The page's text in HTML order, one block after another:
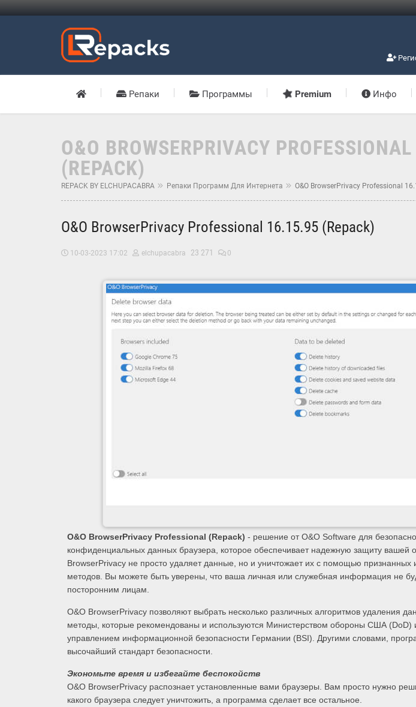
Репаки Программы Premium Инфо
O&O BROWSERPRIVACY
(REPACK)
REPACK BY ELCHUPACABRA Репаки Программ Для Интернета O&O BrowserPrivacy Professional
O&O BrowserPrivacy Professional 16.15.95 (Repack)
10-03-2023 17:02 elchupacabra 23 271 0
O&O BrowserPrivacy Professional (Repack) - решение от O&O Software для
конфиденциальных данных браузера, которое обеспечивает надежную защиту вашей
BrowserPrivacy не просто удаляет данные, но и уничтожает их с помощью признанных
методов. Вы можете быть уверены, что ваша личная или служебная информация не
посторонним лицам.
O&O BrowserPrivacy позволяют выбрать несколько различных алгоритмов удаления
методы, которые рекомендованы и используются Министерством обороны США
управлением информационной безопасности Германии (BSI). Другими словами,
высочайший стандарт безопасности.
Экономьте время и избегайте беспокойств
O&O BrowserPrivacy распознает установленные вами браузеры. Вам просто нужно
какого браузера следует уничтожить, а программа сделает все остальное.